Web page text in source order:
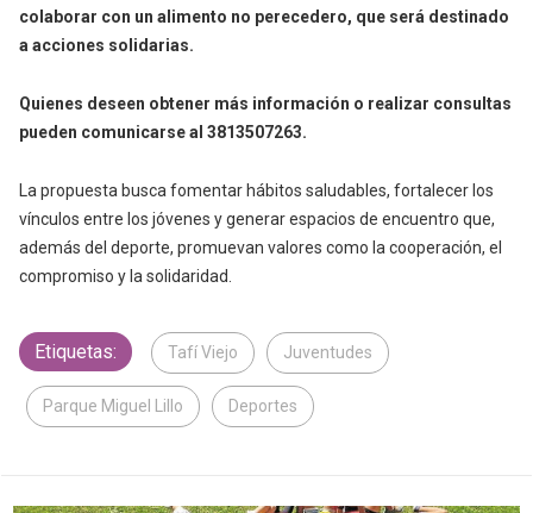
colaborar con un alimento no perecedero, que será destinado
a acciones solidarias.
Quienes deseen obtener más información o realizar consultas
pueden comunicarse al 3813507263.
La propuesta busca fomentar hábitos saludables, fortalecer los
vínculos entre los jóvenes y generar espacios de encuentro que,
además del deporte, promuevan valores como la cooperación, el
compromiso y la solidaridad.
Etiquetas: Tafí Viejo Juventudes
Parque Miguel Lillo Deportes